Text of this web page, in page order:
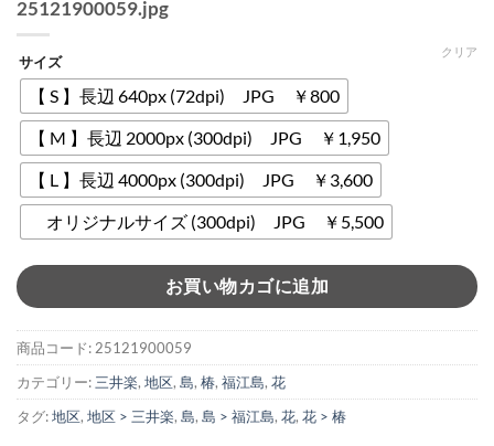
25121900059.jpg
サイズ
【 S 】長辺 640px (72dpi) JPG ￥800
【 M 】長辺 2000px (300dpi) JPG ￥1,950
【 L 】長辺 4000px (300dpi) JPG ￥3,600
オリジナルサイズ (300dpi) JPG ￥5,500
クリア
お買い物カゴに追加
商品コード:25121900059
カテゴリー:三井楽, 地区, 島, 椿, 福江島, 花
タグ:地区, 地区 > 三井楽, 島, 島 > 福江島, 花, 花 > 椿